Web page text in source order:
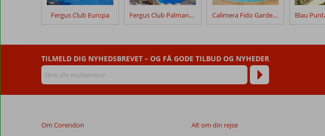
Anmeldelser,
der
ældre
end
48
måneder,
vises
ikke
at
Fergus Club Europa Fergus Club Palmanova Park Calimera Fido Gardens
TILMELD DIG NYHEDSBREVET – OG FÅ GODE TILBUD OG NYHEDER
Om Corendon
Alt om din rejse